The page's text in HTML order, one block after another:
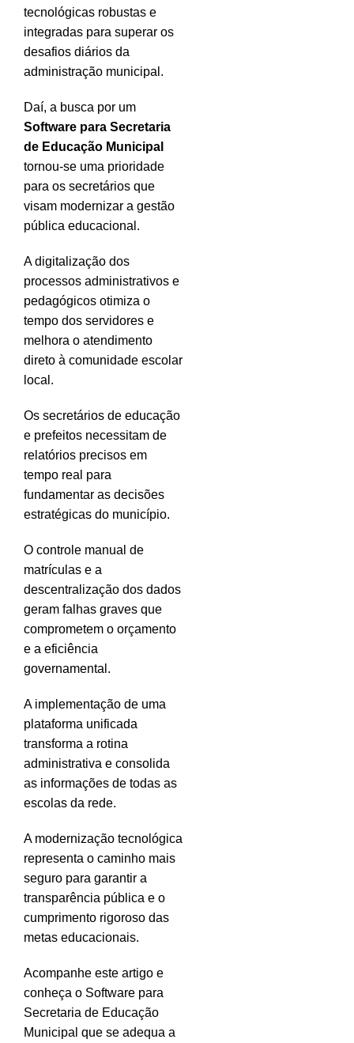
tecnológicas robustas e
integradas para superar os
desafios diários da
administração municipal.
Daí, a busca por um
Software para Secretaria
de Educação Municipal
tornou-se uma prioridade
para os secretários que
visam modernizar a gestão
pública educacional.
A digitalização dos
processos administrativos e
pedagógicos otimiza o
tempo dos servidores e
melhora o atendimento
direto à comunidade escolar
local.
Os secretários de educação
e prefeitos necessitam de
relatórios precisos em
tempo real para
fundamentar as decisões
estratégicas do município.
O controle manual de
matrículas e a
descentralização dos dados
geram falhas graves que
comprometem o orçamento
e a eficiência
governamental.
A implementação de uma
plataforma unificada
transforma a rotina
administrativa e consolida
as informações de todas as
escolas da rede.
A modernização tecnológica
representa o caminho mais
seguro para garantir a
transparência pública e o
cumprimento rigoroso das
metas educacionais.
Acompanhe este artigo e
conheça o Software para
Secretaria de Educação
Municipal que se adequa a